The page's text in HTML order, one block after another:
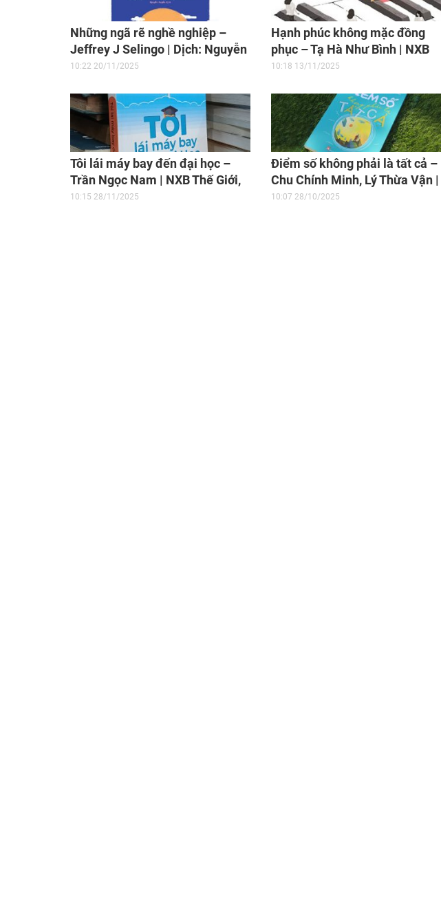
Những ngã rẽ nghề nghiệp –
Jeffrey J Selingo | Dịch: Nguyễn
Hiền | NXB Lao Động, 2018
10:22 20/11/2025
Hạnh phúc không mặc đồng
phục – Tạ Hà Như Bình | NXB
Lao Động, 2019
10:18 13/11/2025
Tôi lái máy bay đến đại học –
Trần Ngọc Nam | NXB Thế Giới,
2021
10:15 28/11/2025
Điểm số không phải là tất cả –
Chu Chính Minh, Lý Thừa Vận |
Dịch: Đỗ Thu Thủy | NXB Phụ Nữ
10:07 28/10/2025